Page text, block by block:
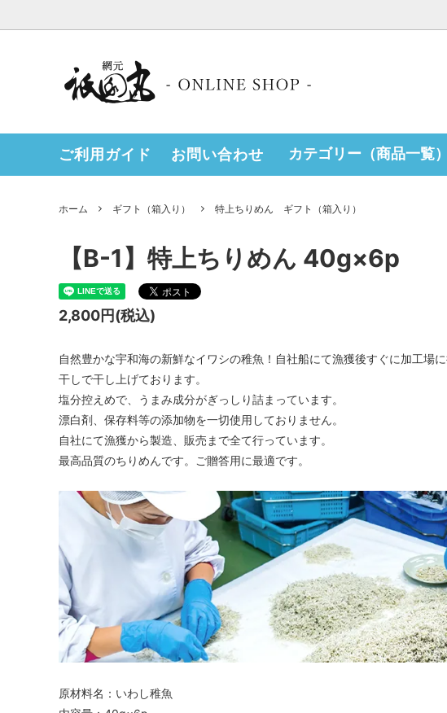
ご利用ガイド お問い合わせ カテゴリー（商品一覧）
漁師の朝めし「おむすび」 【冷凍便】 しらす出汁のパスタソ
単品（冷蔵便）
祇園丸が選ばれる理由
ホーム ギフト（箱入り） 特上ちりめん ギフト（箱入り）
【B-1】特上ちりめん 40g×6p
2,800円(税込)
自然豊かな宇和海の新鮮なイワシの稚魚！自社船にて漁獲後すぐに加工場
干しで干し上げております。
塩分控えめで、うまみ成分がぎっしり詰まっています。
漂白剤、保存料等の添加物を一切使用しておりません。
自社にて漁獲から製造、販売まで全て行っています。
最高品質のちりめんです。ご贈答用に最適です。
原材料名：いわし稚魚